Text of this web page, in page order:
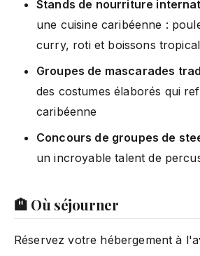
Stands de nourriture
une cuisine caribéenne :
curry, roti et boissons
Groupes de mascarades
des costumes élaborés qui
caribéenne
Concours de groupes de
un incroyable talent de
🏨 Où séjourner
Réservez votre hébergement à